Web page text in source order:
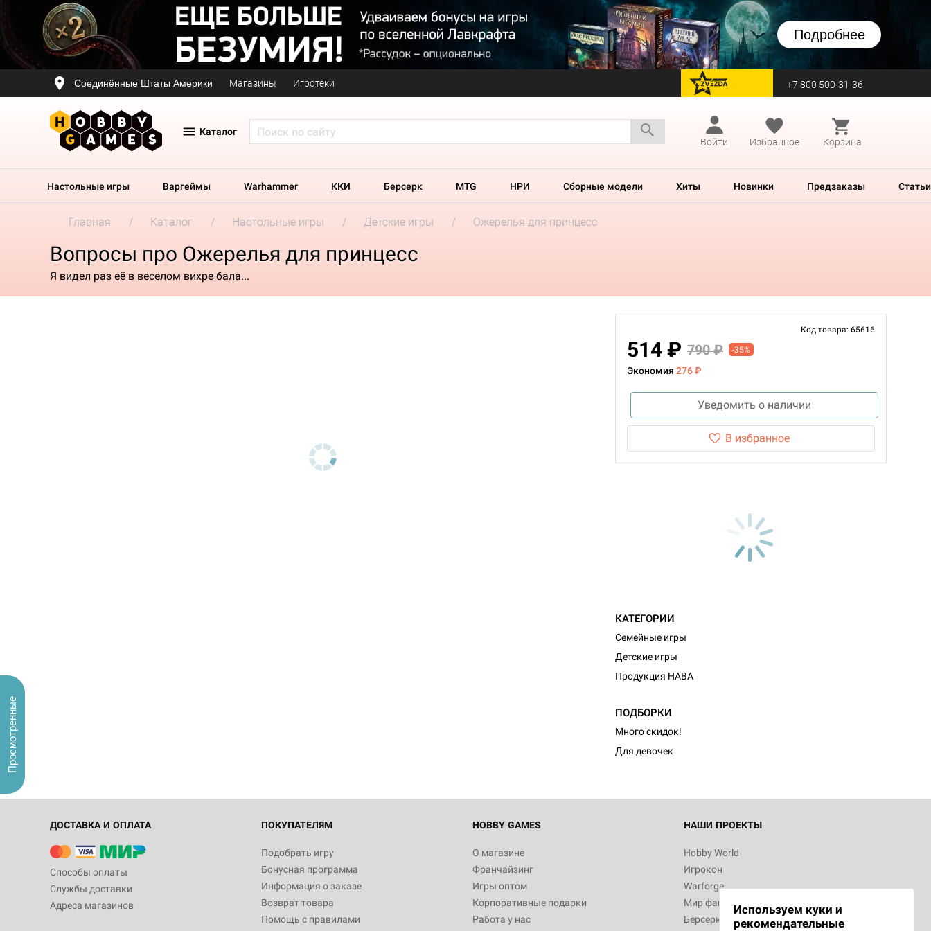
Подробнее
Соединённые Штаты Америки Магазины Игротеки перейти на Zvezda +7 800 500-31-36
Каталог
Войти
Избранное Корзина
Настольные игры Варгеймы Warhammer ККИ Берсерк MTG НРИ Сборные модели Хиты Новинки Предзаказы Статьи
Главная Каталог Настольные игры Детские игры Ожерелья для принцесс
Вопросы про Ожерелья для принцесс
Я видел раз её в веселом вихре бала...
Код товара: 65616
514 ₽ 790 ₽ -35%
Экономия 276 ₽
Уведомить о наличии
В избранное
КАТЕГОРИИ
Семейные игры
Детские игры
Продукция HABA
ПОДБОРКИ
Много скидок!
Для девочек
ДОСТАВКА И ОПЛАТА
Способы оплаты
Службы доставки
Адреса магазинов
ПОКУПАТЕЛЯМ
Подобрать игру
Бонусная программа
Информация о заказе
Возврат товара
Помощь с правилами
HOBBY GAMES
О магазине
Франчайзинг
Игры оптом
Корпоративные подарки
Работа у нас
НАШИ ПРОЕКТЫ
Hobby World
Игрокон
Warforge
Мир фантастики
Берсерк
Используем куки и
рекомендательные
Просмотренные
Белая смерть
12 990
Настольная игра Hobby World Ужас
3 490